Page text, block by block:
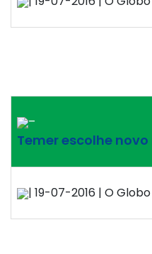
–
Temer escolhe
| 19-07-2016 | O